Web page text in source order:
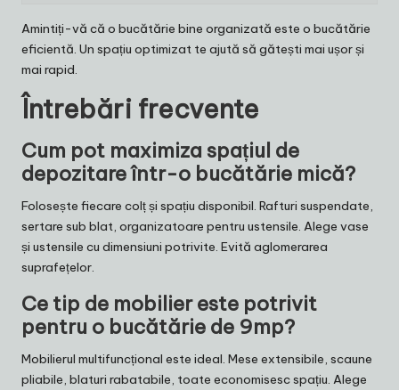
Amintiți-vă că o bucătărie bine organizată este o bucătărie
eficientă. Un spațiu optimizat te ajută să gătești mai ușor și
mai rapid.
Întrebări frecvente
Cum pot maximiza spațiul de
depozitare într-o bucătărie mică?
Folosește fiecare colț și spațiu disponibil. Rafturi suspendate,
sertare sub blat, organizatoare pentru ustensile. Alege vase
și ustensile cu dimensiuni potrivite. Evită aglomerarea
suprafețelor.
Ce tip de mobilier este potrivit
pentru o bucătărie de 9mp?
Mobilierul multifuncțional este ideal. Mese extensibile, scaune
pliabile, blaturi rabatabile, toate economisesc spațiu. Alege